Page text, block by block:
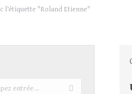
l’étiquette "Roland Etienne"